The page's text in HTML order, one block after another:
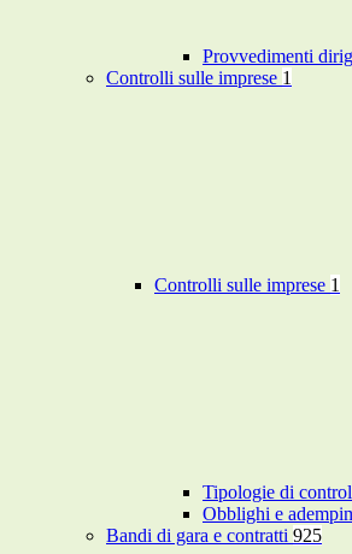
Provvedimenti
Controlli sulle imprese 1
Controlli sulle imprese 1
Tipologie di
Obblighi e
Bandi di gara e contratti 925